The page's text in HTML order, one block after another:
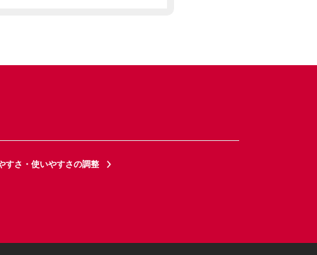
すさ・使いやすさの調整